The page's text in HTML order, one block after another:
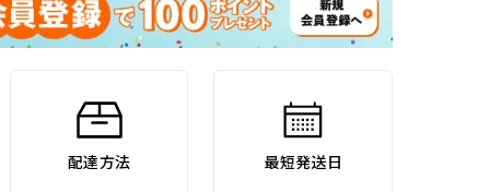
配達方法 最短発送日